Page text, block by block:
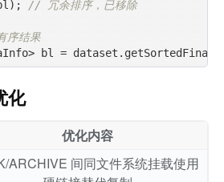
// 冗余排序，已移除
序结果
化
优化内容
ARCHIVE 间同文件系统挂载使用